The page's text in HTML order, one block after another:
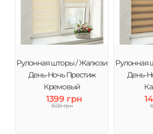
Рулонная шторы / Жалюзи
День-Ночь Престиж
Кремовый
1399 грн
1500 грн
Рулонная
День-